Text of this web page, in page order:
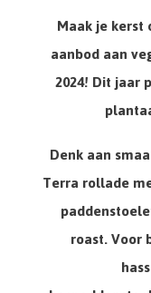
Maak je
aanbod aan
2024! Dit jaar
Denk aan
Terra rollade
roast. Voor